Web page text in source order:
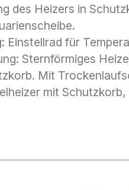
des Heizers in
Einstellrad für
Sternförmiges
Mit
mit